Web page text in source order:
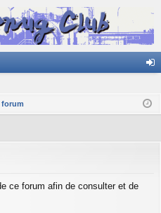
ne
ce forum afin de consulter et de